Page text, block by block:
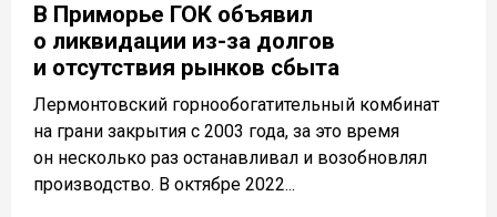
В Приморье ГОК объявил
о ликвидации из-за долгов
и отсутствия рынков сбыта
Лермонтовский горнообогатительный комбинат
на грани закрытия с 2003 года, за это время
он несколько раз останавливал и возобновлял
производство. В октябре 2022...